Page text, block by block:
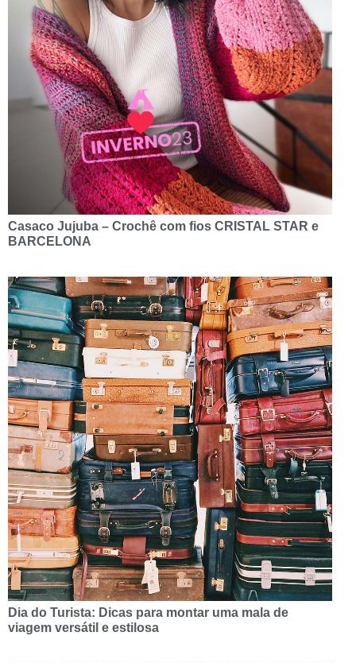
Casaco Jujuba – Crochê com fios CRISTAL STAR e
BARCELONA
Dia do Turista: Dicas para montar uma mala de
viagem versátil e estilosa